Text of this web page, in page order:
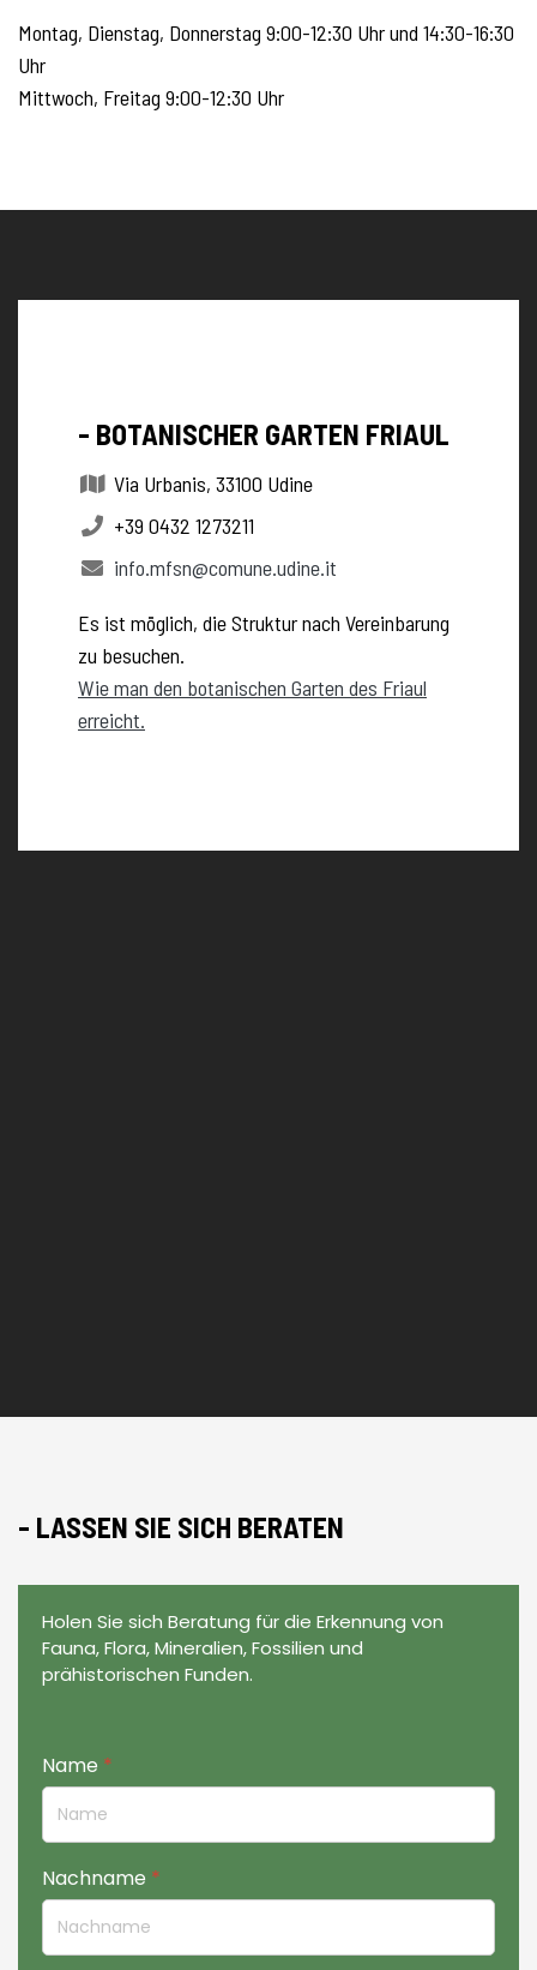
Montag, Dienstag, Donnerstag 9:00-12:30 Uhr und 14:30-16:30
Uhr
Mittwoch, Freitag 9:00-12:30 Uhr
- BOTANISCHER GARTEN FRIAUL
Via Urbanis, 33100 Udine
+39 0432 1273211
info.mfsn@comune.udine.it
Es ist möglich, die Struktur nach Vereinbarung
zu besuchen.
Wie man den botanischen Garten des Friaul
erreicht.
- LASSEN SIE SICH BERATEN
Holen Sie sich Beratung für die Erkennung von
Fauna, Flora, Mineralien, Fossilien und
prähistorischen Funden.
Name *
Nachname *